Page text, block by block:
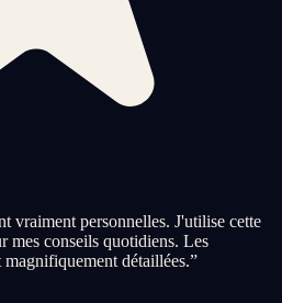
vraiment personnelles. J'utilise cette
mes conseils quotidiens. Les
magnifiquement détaillées.”